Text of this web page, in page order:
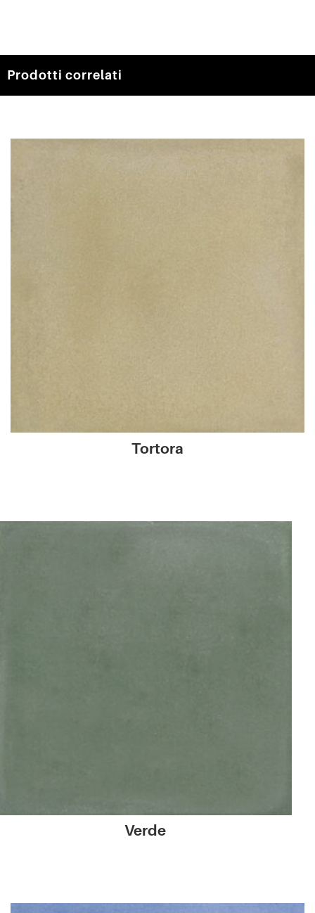
Prodotti correlati
Tortora
Verde